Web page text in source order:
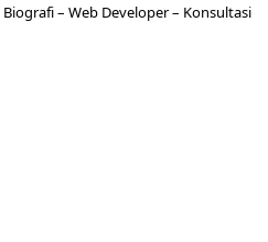
Biografi– Web Developer– Konsultasi